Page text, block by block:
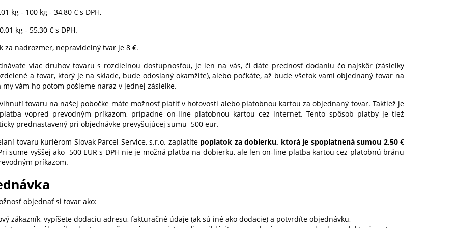
kg - 100 kg - 34,80 € s DPH,
kg - 55,30 €s DPH.
za nadrozmer, nepravidelný tvar je 8 €.
viac druhov tovaru s rozdielnou dostupnosťou, je len na vás, či dáte prednosť dodaniu čo najskôr (zásielky
a tovar, ktorý je na sklade, bude odoslaný okamžite), alebo počkáte, až bude všetok vami objednaný tovar na
my vám ho potom pošleme naraz v jednej zásielke.
tovaru na našej pobočke máte možnosť platiť v hotovosti alebo platobnou kartou za objednaný tovar. Taktiež je
vopred prevodným príkazom, prípadne on-line platobnou kartou cez internet. Tento spôsob platby je tiež
prednastavený pri objednávke prevyšujúcej sumu 500 eur.
tovaru kuriérom Slovak Parcel Service, s.r.o. zaplatíte poplatok za dobierku, ktorá je spoplatnená sumou 2,50 €
sume vyššej ako 500 EUR s DPH nie je možná platba na dobierku, ale len on-line platba kartou cez platobnú bránu
príkazom.
objednať si tovar ako:
zákazník, vypíšete dodaciu adresu, fakturačné údaje (ak sú iné ako dodacie) a potvrdíte objednávku,